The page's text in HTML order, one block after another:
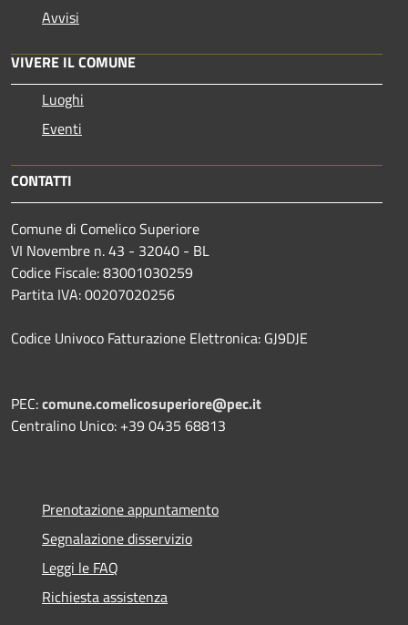
Avvisi
VIVERE IL COMUNE
Luoghi
Eventi
CONTATTI
Comune di Comelico Superiore
VI Novembre n. 43 - 32040 - BL
Codice Fiscale: 83001030259
Partita IVA: 00207020256
Codice Univoco Fatturazione Elettronica: GJ9DJE
PEC:comune.comelicosuperiore@pec.it
Centralino Unico: +39 0435 68813
Prenotazione appuntamento
Segnalazione disservizio
Leggi le FAQ
Richiesta assistenza